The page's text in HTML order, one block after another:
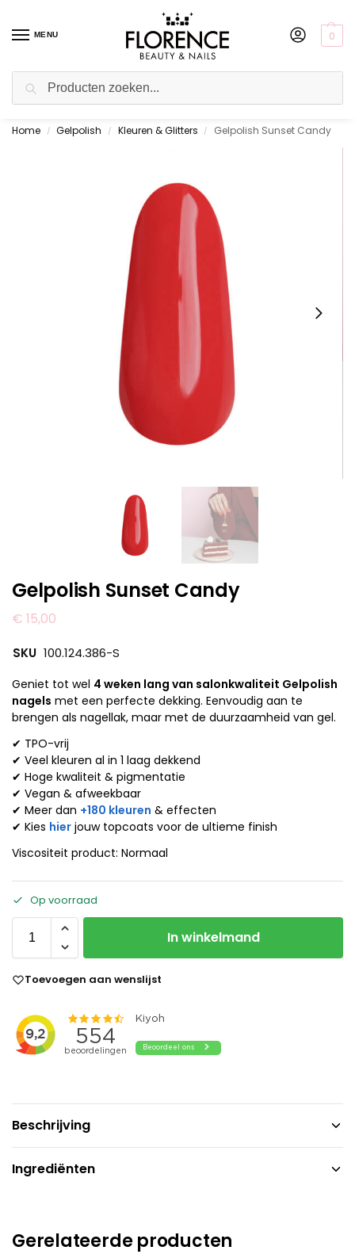
MENU 0
Gratis ophalen in de showroom
Home / Gelpolish / Kleuren & Glitters / Gelpolish Sunset Candy
Gelpolish Sunset Candy
€ 15,00
SKU 100.124.386-S
Geniet tot wel 4 weken lang van salonkwaliteit Gelpolish
nagels met een perfecte dekking. Eenvoudig aan te
brengen als nagellak, maar met de duurzaamheid van gel.
✔ TPO-vrij
✔ Veel kleuren al in 1 laag dekkend
✔ Hoge kwaliteit & pigmentatie
✔ Vegan & afweekbaar
✔ Meer dan +180 kleuren & effecten
✔ Kies hier jouw topcoats voor de ultieme finish
Viscositeit product: Normaal
Op voorraad
In winkelmand
Toevoegen aan wenslijst
Beschrijving
Ingrediënten
Gerelateerde producten